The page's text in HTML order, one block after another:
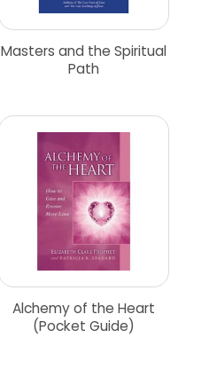
Masters and the Spiritual
Path
Alchemy of the Heart
(Pocket Guide)